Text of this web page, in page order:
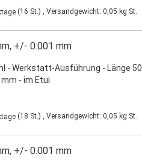
(16 St.) , Versandgewicht: 0,05 kg St.
+/- 0.001 mm
- Werkstatt-Ausführung - Länge 50
- im Etui
(18 St.) , Versandgewicht: 0,05 kg St.
+/- 0.001 mm